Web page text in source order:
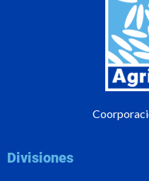
Divisiones